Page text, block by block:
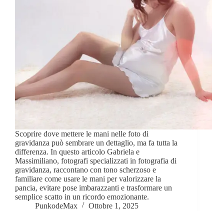
Scoprire dove mettere le mani nelle foto di
gravidanza può sembrare un dettaglio, ma fa tutta la
differenza. In questo articolo Gabriela e
Massimiliano, fotografi specializzati in fotografia di
gravidanza, raccontano con tono scherzoso e
familiare come usare le mani per valorizzare la
pancia, evitare pose imbarazzanti e trasformare un
semplice scatto in un ricordo emozionante.
PunkodeMax
Ottobre 1, 2025